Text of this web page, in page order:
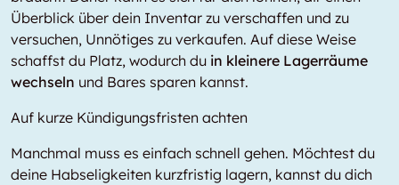
Überblick über dein Inventar zu verschaffen und zu
versuchen, Unnötiges zu verkaufen. Auf diese Weise
schaffst du Platz, wodurch du in kleinere Lagerräume
wechseln und Bares sparen kannst.
Auf kurze Kündigungsfristen achten
Manchmal muss es einfach schnell gehen. Möchtest du
deine Habseligkeiten kurzfristig lagern, kannst du dich